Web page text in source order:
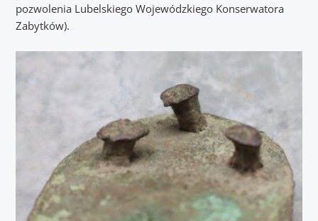
pozwolenia Lubelskiego Wojewódzkiego Konserwatora
Zabytków).